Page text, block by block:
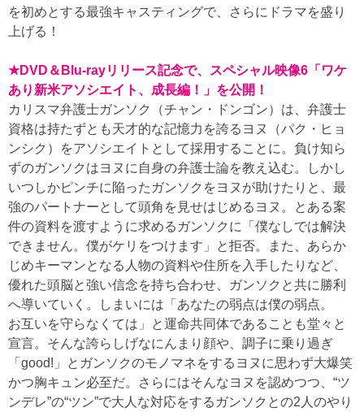
を初めとする最強キャスティングで、さらにドラマを盛り
上げる！
★DVD＆Blu-rayリリース記念で、スペシャル映像6「ワケ
あり新米アソシエイト、成長編！」を公開！
カリスマ弁護士ガンソク（チャン・ドンゴン）は、弁護士
資格は持たずとも天才的な記憶力を誇るヨヌ（パク・ヒョ
ンシク）をアソシエイトとして採用することに。負け知ら
ずのガンソクはヨヌに自身の弁護士論を教え込む。しかし
いつしかピンチに陥ったガンソクをヨヌが助けたりと、最
強のパートナーとして頭角を見せはじめるヨヌ。とある案
件の資料を渡すように求めるガンソクに「僕なしでは解決
できません。僕がケリをつけます」と拒否。また、あらか
じめキーマンとなる人物の資料や住所を入手したりなど、
優れた頭脳と強い信念を持ち合わせ、ガンソクと共に勝利
へ導いていく。しまいには「あなたの弱点は僕の弱点。
お互いを守らなくては」と運命共同体であることも堂々と
宣言。そんな誇らしげなにんまり顔や、調子に乗り過ぎ
「good!」とガンソクのモノマネをするヨヌに思わず大爆笑
かつ胸キュン必至だ。さらにはそんなヨヌを認めつつ、“ツ
ンデレ”の“ツン”で大人な対応をするガンソクとの2人のやり